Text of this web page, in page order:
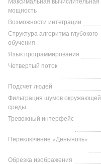
мощность
Возможности интеграции
Структура алгоритма глубокого
обучения
Язык программирования
Четвертый поток
Подсчет людей
Фильтрация шумов окружающей
среды
Тревожный интерфейс
Переключение «День/ночь»
Обрезка изображения